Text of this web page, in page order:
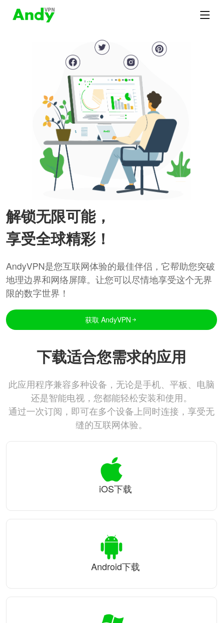
解锁无限可能，
享受全球精彩！
AndyVPN是您互联网体验的最佳伴侣，它帮助您突破
地理边界和网络屏障。让您可以尽情地享受这个无界
限的数字世界！
获取 AndyVPN
下载适合您需求的应用
此应用程序兼容多种设备，无论是手机、平板、电脑
还是智能电视，您都能轻松安装和使用。
通过一次订阅，即可在多个设备上同时连接，享受无
缝的互联网体验。
iOS下载
Android下载